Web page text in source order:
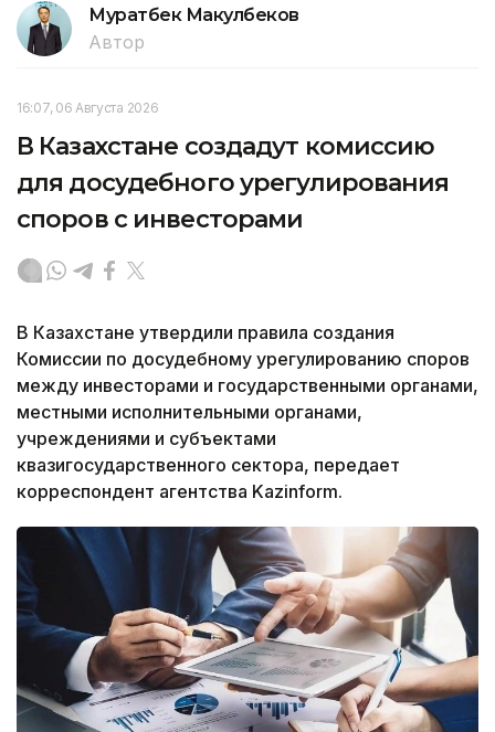
Муратбек Макулбеков
Автор
16:07, 06 Августа 2026
В Казахстане создадут комиссию
для досудебного урегулирования
споров с инвесторами
В Казахстане утвердили правила создания
Комиссии по досудебному урегулированию споров
между инвесторами и государственными органами,
местными исполнительными органами,
учреждениями и субъектами
квазигосударственного сектора, передает
корреспондент агентства Kazinform.